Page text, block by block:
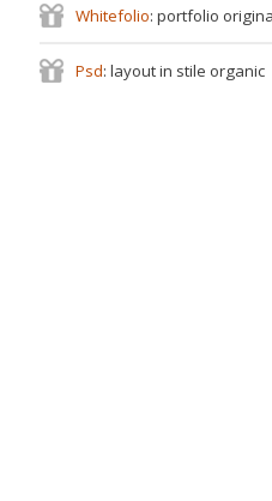
Whitefolio: portfolio
Psd: layout in stile organic